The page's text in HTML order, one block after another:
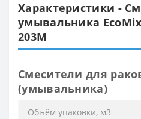
Характеристики -
умывальника EcoMix
203M
Смесители для
(умывальника)
Объём упаковки, м3